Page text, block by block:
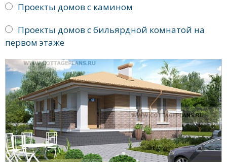
Проекты домов с камином
Проекты домов с бильярдной комнатой на
первом этаже